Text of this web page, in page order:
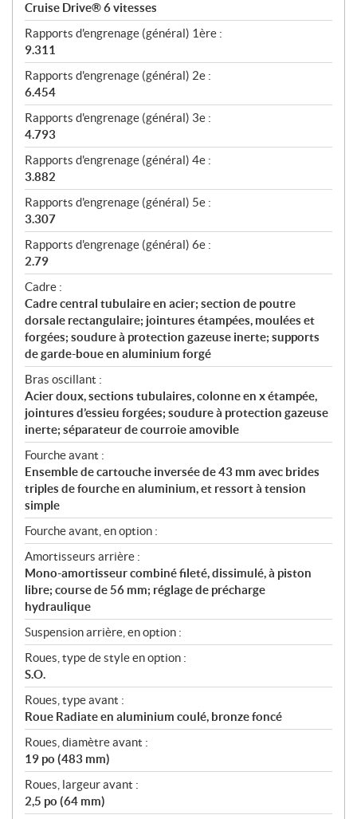
Cruise Drive® 6 vitesses
Rapports d'engrenage (général) 1ère :
9.311
Rapports d'engrenage (général) 2e :
6.454
Rapports d'engrenage (général) 3e :
4.793
Rapports d'engrenage (général) 4e :
3.882
Rapports d'engrenage (général) 5e :
3.307
Rapports d'engrenage (général) 6e :
2.79
Cadre :
Cadre central tubulaire en acier; section de poutre
dorsale rectangulaire; jointures étampées, moulées et
forgées; soudure à protection gazeuse inerte; supports
de garde-boue en aluminium forgé
Bras oscillant :
Acier doux, sections tubulaires, colonne en x étampée,
jointures d’essieu forgées; soudure à protection gazeuse
inerte; séparateur de courroie amovible
Fourche avant :
Ensemble de cartouche inversée de 43 mm avec brides
triples de fourche en aluminium, et ressort à tension
simple
Fourche avant, en option :
Amortisseurs arrière :
Mono-amortisseur combiné fileté, dissimulé, à piston
libre; course de 56 mm; réglage de précharge
hydraulique
Suspension arrière, en option :
Roues, type de style en option :
S.O.
Roues, type avant :
Roue Radiate en aluminium coulé, bronze foncé
Roues, diamètre avant :
19 po (483 mm)
Roues, largeur avant :
2,5 po (64 mm)